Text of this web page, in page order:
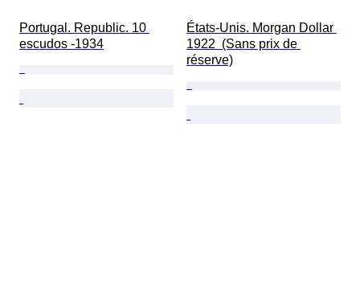
Portugal. Republic. 10
escudos -1934
États-Unis. Morgan Dollar
1922  (Sans prix de
réserve)